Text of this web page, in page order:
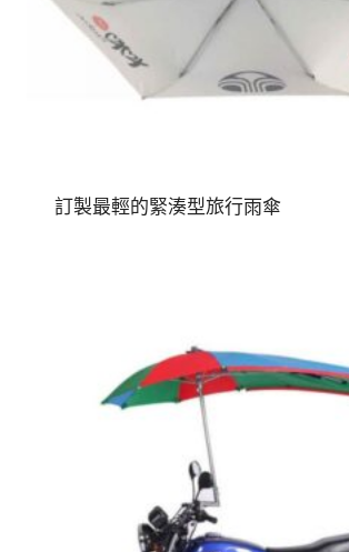
訂製最輕的緊湊型旅行雨傘